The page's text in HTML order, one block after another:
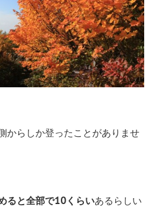
からしか登ったことがありませ
ると全部で10くらいあるらしい